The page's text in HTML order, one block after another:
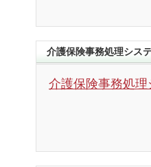
介護保険事務処理シス
介護保険事務処